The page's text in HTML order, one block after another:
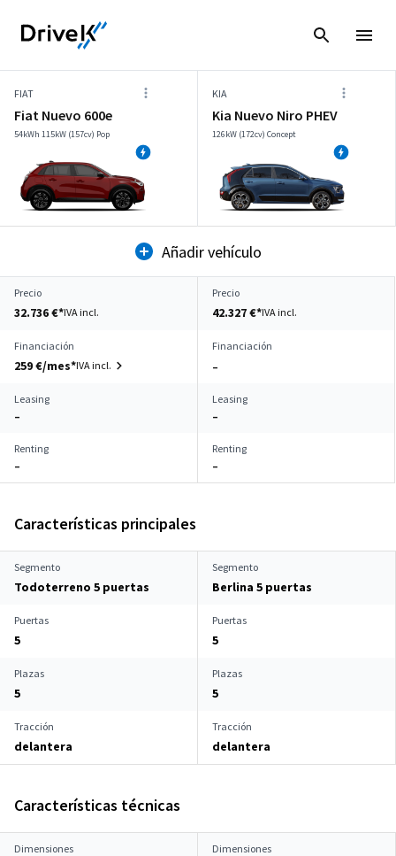
FIAT
Fiat Nuevo 600e
54kWh 115kW (157cv) Pop
KIA
Kia Nuevo Niro PHEV
126kW (172cv) Concept
Añadir vehículo
Precio
32.736 €*IVA incl.
Precio
42.327 €*IVA incl.
Financiación
259 €/mes*IVA incl.
Financiación
–
Leasing
–
Leasing
–
Renting
–
Renting
–
Características principales
Segmento
Todoterreno 5 puertas
Segmento
Berlina 5 puertas
Puertas
5
Puertas
5
Plazas
5
Plazas
5
Tracción
delantera
Tracción
delantera
Características técnicas
Dimensiones Dimensiones